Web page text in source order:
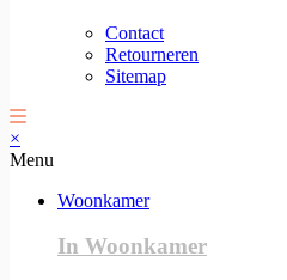
Contact
Retourneren
Sitemap
×
Menu
Woonkamer
In Woonkamer